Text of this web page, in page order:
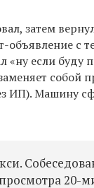
затем
с
«ну если буду
собой
ИП). Машину
20-